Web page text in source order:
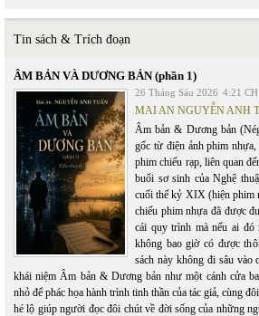
Tin sách & Trích đoạn
ÂM BẢN VÀ DƯƠNG BẢN (phần 1)
26 Tháng Sáu 2026 4:21 CH
MAI AN NGUYỄN ANH
Âm bản & Dương bản
gốc từ điện ảnh phim
phim chiếu rạp, liên quan
buổi sơ sinh của Nghệ
cuối thế kỷ XIX (hiện phim
chiếu phim nhựa đã được
cái quy trình mà nếu ai đó
không bao giờ có được
sách này không đi sâu vào
khái niệm Âm bản & Dương bản như một cánh cửa
nhỏ để phác họa hành trình tinh thần của tác giả, cùng
hé lộ giúp người đọc đôi chút về đời sống của những